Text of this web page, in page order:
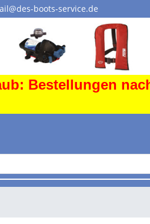
boots-service.de
Bestellungen